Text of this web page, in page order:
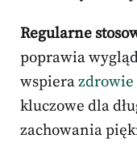
Regularne
poprawia
wspierazdrowie
kluczowe dla
zachowania